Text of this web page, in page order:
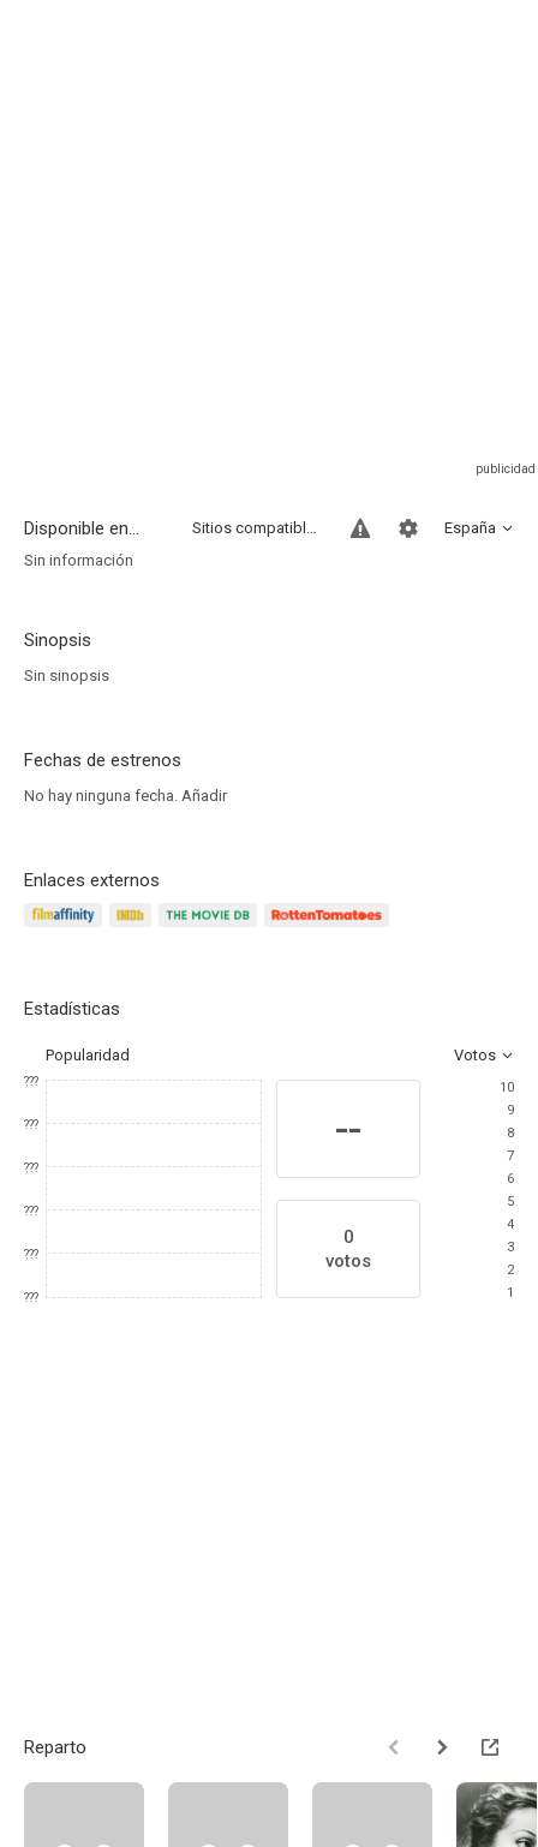
Disponible en... España
Sitios compatibles
Sin información
Sinopsis
Sin sinopsis
Fechas de estrenos
No hay ninguna fecha. Añadir
Enlaces externos
Estadísticas
Popularidad Votos
???
???
???
???
???
???
--
0
votos
10
9
8
7
6
5
4
3
2
1
Reparto